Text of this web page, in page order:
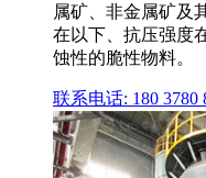
属矿、非金属矿及
在以下、抗压强度
蚀性的脆性物料。
联系电话: 180 3780